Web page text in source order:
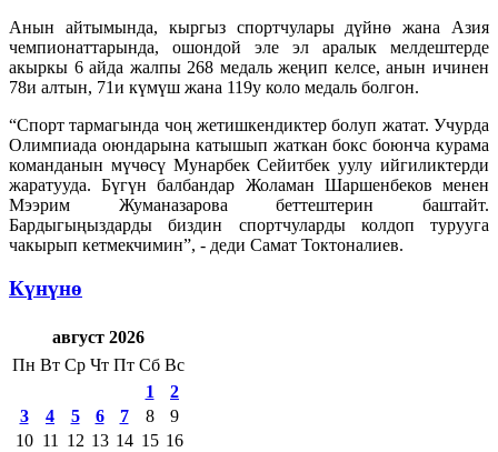
Анын айтымында, кыргыз спортчулары дүйнө жана Азия
чемпионаттарында, ошондой эле эл аралык мелдештерде
акыркы 6 айда жалпы 268 медаль жеңип келсе, анын ичинен
78и алтын, 71и күмүш жана 119у коло медаль болгон.
“Спорт тармагында чоң жетишкендиктер болуп жатат. Учурда
Олимпиада оюндарына катышып жаткан бокс боюнча курама
команданын мүчөсү Мунарбек Сейитбек уулу ийгиликтерди
жаратууда. Бүгүн балбандар Жоламан Шаршенбеков менен
Мээрим Жуманазарова беттештерин баштайт.
Бардыгыңыздарды биздин спортчуларды колдоп турууга
чакырып кетмекчимин”, - деди Самат Токтоналиев.
Күнүнө
август 2026
Пн Вт Ср Чт Пт Сб Вс
1
2
3
4 5 6 7 8
9
10 11 12 13 14 15 16